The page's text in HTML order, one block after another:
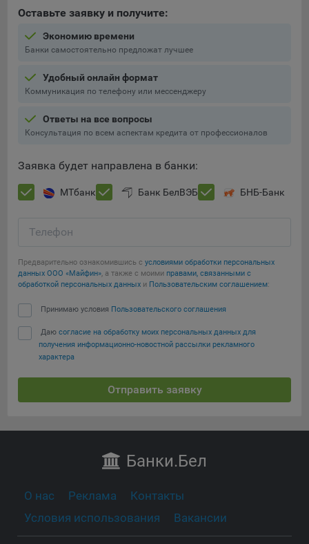
Оставьте заявку и получите:
Экономию времени
Банки самостоятельно предложат лучшее
Удобный онлайн формат
Коммуникация по телефону или мессенджеру
Ответы на все вопросы
Консультация по всем аспектам кредита от профессионалов
Заявка будет направлена в банки:
МТбанк Банк БелВЭБ БНБ-Банк
Телефон
Предварительно ознакомившись с условиями обработки персональных
данных ООО «Майфин», а также с моими правами, связанными с
обработкой персональных данных и Пользовательским соглашением:
Принимаю условия Пользовательского соглашения
Даю согласие на обработку моих персональных данных для
получения информационно-новостной рассылки рекламного
характера
Отправить заявку
Банки.Бел
О нас Реклама
Контакты
Условия использования
Вакансии